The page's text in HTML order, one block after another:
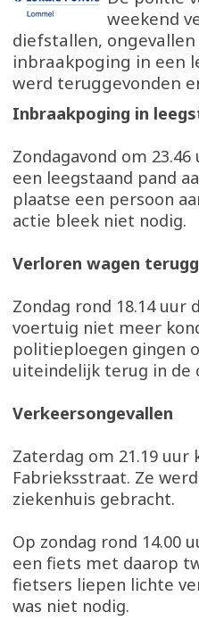
weekend
diefstallen,
inbraakpoging in een
werd teruggevonden
Inbraakpoging in
Zondagavond om
een leegstaand pand
plaatse een persoon
actie bleek niet nodig.
Verloren wagen
Zondag rond 18.14
voertuig niet meer
politieploegen gingen
uiteindelijk terug in de
Verkeersongevallen
Zaterdag om 21.19
Fabrieksstraat. Ze
ziekenhuis gebracht.
Op zondag rond 14.00
een fiets met daarop
fietsers liepen lichte
was niet nodig.